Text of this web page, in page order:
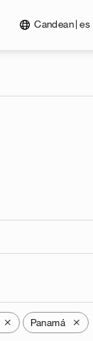
Candean | es
X Panamá X